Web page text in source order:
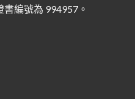
編號為 994957。